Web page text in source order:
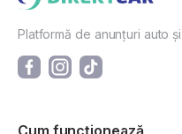
Platformă de anunțuri auto
Cum funcționează